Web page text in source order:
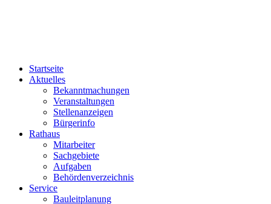
Startseite
Aktuelles
Bekanntmachungen
Veranstaltungen
Stellenanzeigen
Bürgerinfo
Rathaus
Mitarbeiter
Sachgebiete
Aufgaben
Behördenverzeichnis
Service
Bauleitplanung